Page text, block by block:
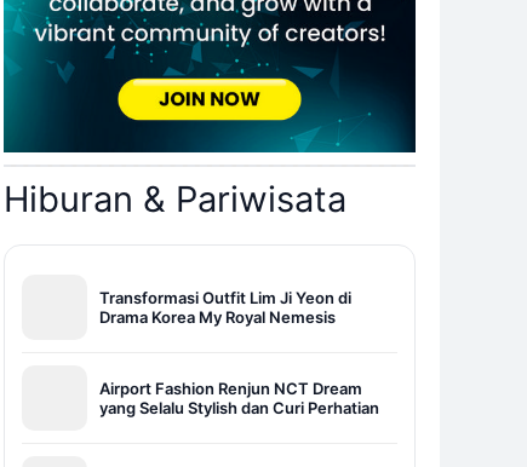
Hiburan & Pariwisata
Transformasi Outfit Lim Ji Yeon di
Drama Korea My Royal Nemesis
Airport Fashion Renjun NCT Dream
yang Selalu Stylish dan Curi Perhatian